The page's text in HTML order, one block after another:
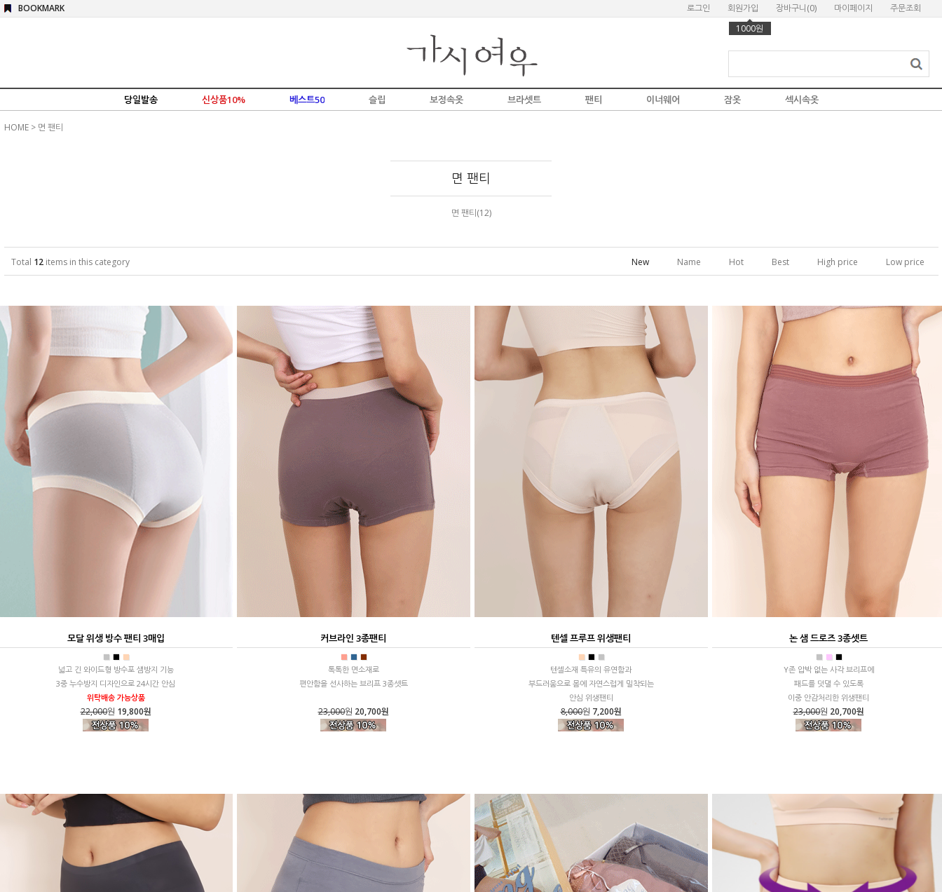
로그인
회원가입
1000원
장바구니(0) 마이페이지 주문조회
BOOKMARK
당일발송 신상품10% 베스트50 슬립 보정속옷 브라셋트 팬티 이너웨어 잠옷 섹시속옷
HOME> 면 팬티
면 팬티
면 팬티(12)
Total 12items in this category New Name Hot Best High price Low price
모달 위생 방수 팬티 3매입
■ ■ ■
넓고 긴 와이드형 방수포 샘방지 기능
3중 누수방지 디자인으로 24시간 안심
위탁배송 가능상품
22,000원 19,800원
커브라인 3종팬티
■ ■ ■
톡톡한 면소재로
편안함을 선사하는 브리프 3종셋트
23,000원 20,700원
텐셀 프루프 위생팬티
■ ■ ■
텐셀소재 특유의 유연함과
부드러움으로 몸에 자연스럽게 밀착되는
안심 위생팬티
8,000원 7,200원
논 샘 드로즈 3종셋트
■ ■ ■
Y존 압박 없는 사각 브리프에
패드를 덧댈 수 있도록
이중 안감처리한 위생팬티
23,000원 20,700원